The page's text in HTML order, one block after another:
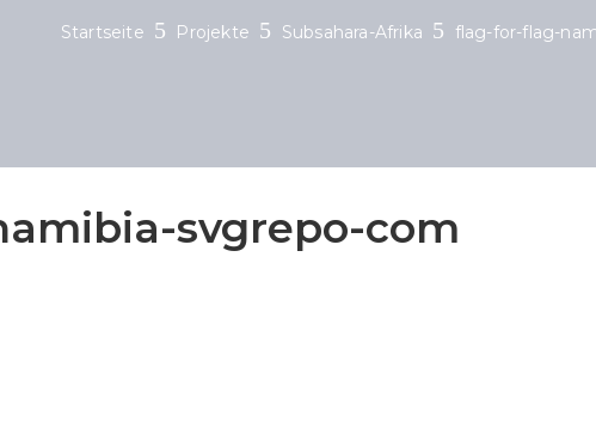
Startseite Projekte Subsahara-Afrika flag-for-flag-
svgrepo-com